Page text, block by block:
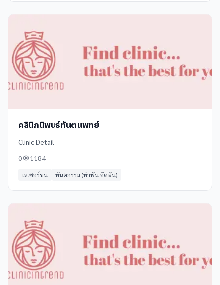
คลินิกนิพนธ์ทันตแพทย์
Clinic Detail
0
1184
เลเซอร์ขน ทันตกรรม (ทำฟัน จัดฟัน)